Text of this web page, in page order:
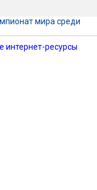
мира среди
ресурсы